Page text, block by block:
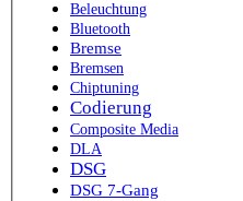
Beleuchtung
Bluetooth
Bremse
Bremsen
Chiptuning
Codierung
Composite Media
DLA
DSG
DSG 7-Gang